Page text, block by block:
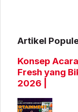
Artikel
Konsep
Fresh yang
2026 |